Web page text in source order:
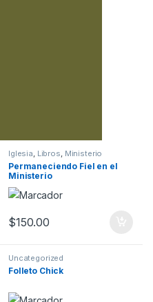
Iglesia, Libros, Ministerio
Permaneciendo Fiel en el
Ministerio
$150.00
Uncategorized
Folleto Chick